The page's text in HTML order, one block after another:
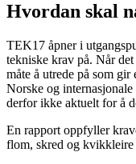
Hvordan skal
TEK17 åpner i
tekniske krav på. Når
måte å utrede på som
Norske og
derfor ikke aktuelt for å
En rapport oppfyller
flom, skred og